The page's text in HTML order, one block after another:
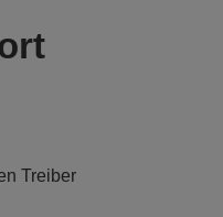
Treiber